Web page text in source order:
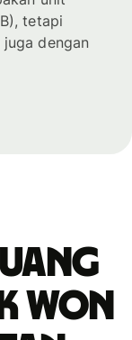
tetapi
dengan
won